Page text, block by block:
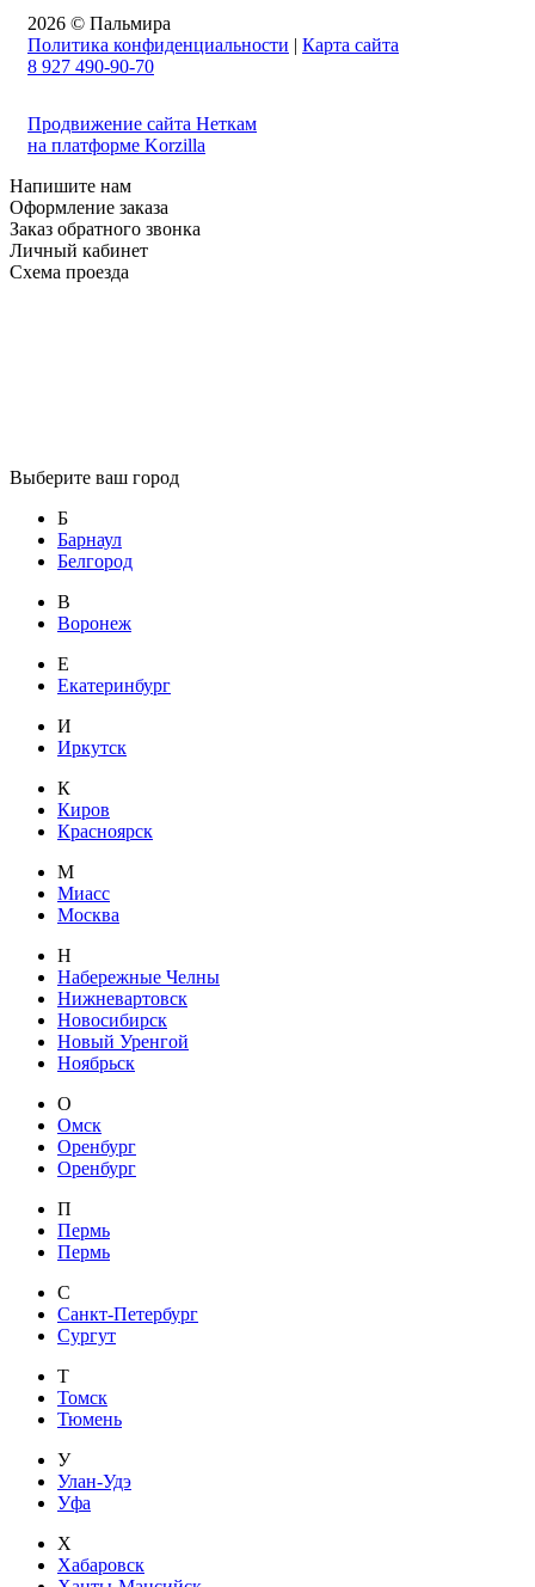
2026 © Пальмира
Политика конфиденциальности | Карта сайта
8 927 490-90-70
Продвижение сайта Неткам
на платформе Korzilla
Напишите нам
Оформление заказа
Заказ обратного звонка
Личный кабинет
Схема проезда
Выберите ваш город
Б
Барнаул
Белгород
В
Воронеж
Е
Екатеринбург
И
Иркутск
К
Киров
Красноярск
М
Миасс
Москва
Н
Набережные Челны
Нижневартовск
Новосибирск
Новый Уренгой
Ноябрьск
О
Омск
Оренбург
Оренбург
П
Пермь
Пермь
С
Санкт-Петербург
Сургут
Т
Томск
Тюмень
У
Улан-Удэ
Уфа
Х
Хабаровск